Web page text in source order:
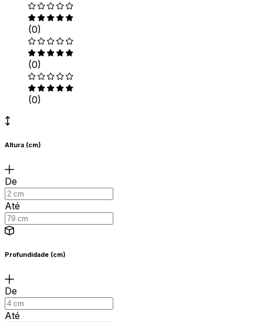
(0)
(0)
(0)
Altura (cm)
De
Até
Profundidade (cm)
De
Até